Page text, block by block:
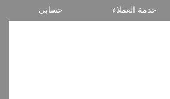
خدمة العملاء حسابي